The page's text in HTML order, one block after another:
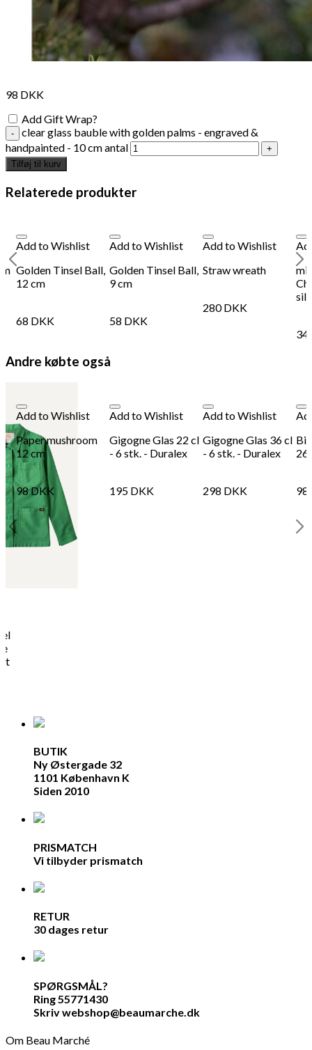
98 DKK
Add Gift Wrap?
clear glass bauble with golden palms - engraved &
handpainted - 10 cm antal
Tilføj til kurv
Relaterede produkter
Add to Wishlist
Golden Tinsel Ball,
12 cm
68 DKK
Add to Wishlist
Golden Tinsel Ball,
9 cm
58 DKK
Add to Wishlist
Straw wreath
280DKK
Andre købte også
Add to Wishlist
Paper mushroom
12 cm
98DKK
Add to Wishlist
Gigogne Glas 22 cl
- 6 stk. - Duralex
195 DKK
Add to Wishlist
Gigogne Glas 36 cl
- 6 stk. - Duralex
298 DKK
26
98
BUTIK
Ny Østergade 32
1101 København K
Siden 2010
PRISMATCH
Vi tilbyder prismatch
RETUR
30 dages retur
SPØRGSMÅL?
Ring 55771430
Skriv webshop@beaumarche.dk
Om Beau Marché